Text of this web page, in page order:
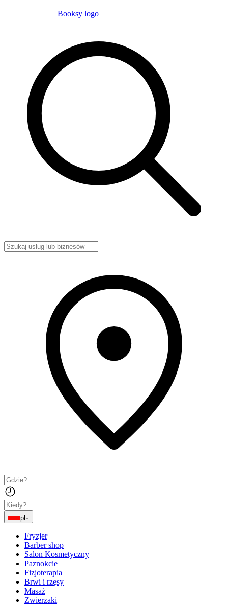
Booksy logo
pl
Fryzjer
Barber shop
Salon Kosmetyczny
Paznokcie
Fizjoterapia
Brwi i rzęsy
Masaż
Zwierzaki